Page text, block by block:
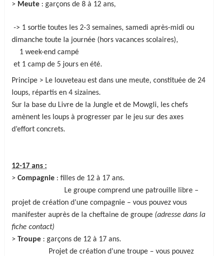
> Meute : garçons de 8 à 12 ans,
-> 1 sortie toutes les 2-3 semaines, samedi après-midi ou
dimanche toute la journée (hors vacances scolaires),
1 week-end campé
et 1 camp de 5 jours en été.
Principe > Le louveteau est dans une meute, constituée de 24
loups, répartis en 4 sizaines.
Sur la base du Livre de la Jungle et de Mowgli, les chefs
amènent les loups à progresser par le jeu sur des axes
d’effort concrets.
12-17 ans :
> Compagnie : filles de 12 à 17 ans.
Le groupe comprend une patrouille libre –
projet de création d’une compagnie – vous pouvez vous
manifester auprès de la cheftaine de groupe (adresse dans la
fiche contact)
> Troupe : garçons de 12 à 17 ans.
Projet de création d’une troupe – vous pouvez